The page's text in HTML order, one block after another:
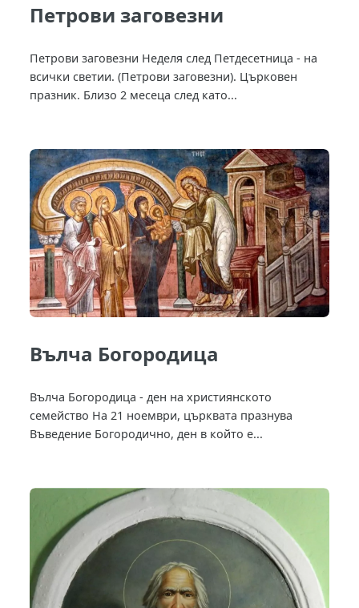
Петрови заговезни
Петрови заговезни Неделя след Петдесетница - на
всички светии. (Петрови заговезни). Църковен
празник. Близо 2 месеца след като...
Вълча Богородица
Вълча Богородица - ден на християнското
семейство На 21 ноември, църквата празнува
Въведение Богородично, ден в който е...